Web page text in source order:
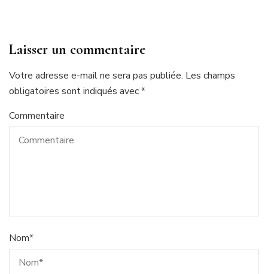
Laisser un commentaire
Votre adresse e-mail ne sera pas publiée. Les champs
obligatoires sont indiqués avec*
Commentaire
Nom*